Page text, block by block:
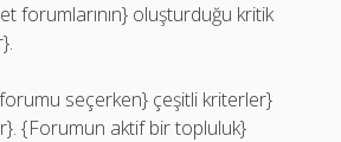
forumlarının} oluşturduğu kritik
seçerken} çeşitli kriterler}
{Forumun aktif bir topluluk}